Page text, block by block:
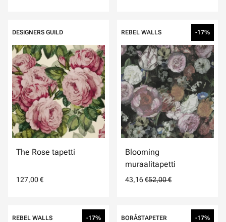
DESIGNERS GUILD
The Rose tapetti
127,00 €
REBEL WALLS -17%
Blooming
muraalitapetti
43,16 €52,00 €
REBEL WALLS -17% BORÅSTAPETER -17%